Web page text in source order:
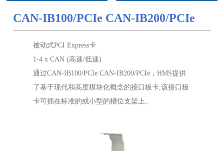
CAN-IB100/PCIe CAN-IB200/PCIe
被动式PCI Express卡
1-4 x CAN (高速/低速)
通过CAN-IB100/PCIe CAN-IB200/PCIe，HMS提供
了基于现代和高度模块化概念的接口板卡,该接口板
卡可插在标准的或小型的槽位支架上。